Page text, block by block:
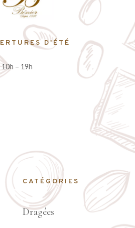
D'ÉTÉ
– 19h
CATÉGORIES
Dragées